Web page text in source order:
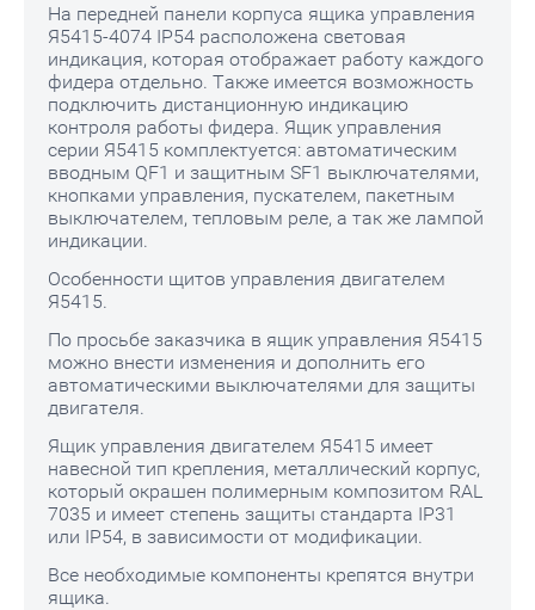
На передней панели корпуса ящика управления
Я5415-4074 IP54 расположена световая
индикация, которая отображает работу каждого
фидера отдельно. Также имеется возможность
подключить дистанционную индикацию
контроля работы фидера. Ящик управления
серии Я5415 комплектуется: автоматическим
вводным QF1 и защитным SF1 выключателями,
кнопками управления, пускателем, пакетным
выключателем, тепловым реле, а так же лампой
индикации.
Особенности щитов управления двигателем
Я5415.
По просьбе заказчика в ящик управления Я5415
можно внести изменения и дополнить его
автоматическими выключателями для защиты
двигателя.
Ящик управления двигателем Я5415 имеет
навесной тип крепления, металлический корпус,
который окрашен полимерным композитом RAL
7035 и имеет степень защиты стандарта IР31
или IР54, в зависимости от модификации.
Все необходимые компоненты крепятся внутри
ящика.